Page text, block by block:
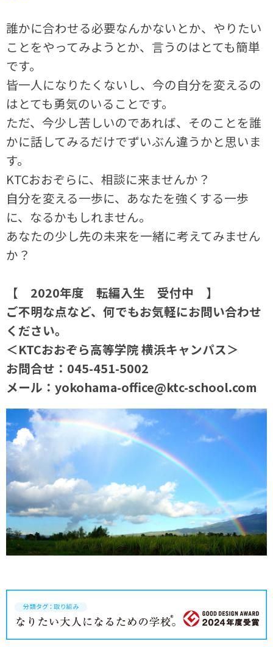
誰かに合わせる必要なんかないとか、やりたい
ことをやってみようとか、言うのはとても簡単
です。
皆一人になりたくないし、今の自分を変えるの
はとても勇気のいることです。
ただ、今少し苦しいのであれば、そのことを誰
かに話してみるだけでずいぶん違うかと思いま
す。
KTCおおぞらに、相談に来ませんか？
自分を変える一歩に、あなたを強くする一歩
に、なるかもしれません。
あなたの少し先の未来を一緒に考えてみません
か？
【 2020年度 転編入生 受付中 】
ご不明な点など、何でもお気軽にお問い合わせ
ください。
＜KTCおおぞら高等学院 横浜キャンパス＞
お問合せ：045-451-5002
メール：yokohama-office@ktc-school.com